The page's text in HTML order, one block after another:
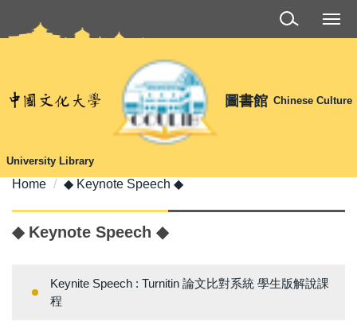
content
block
圖書館 Chinese Culture
University Library
Home ◆ Keynote Speech ◆
◆ Keynote Speech ◆
Keynite Speech : Turnitin 論文比對系統 學生版解說課
程